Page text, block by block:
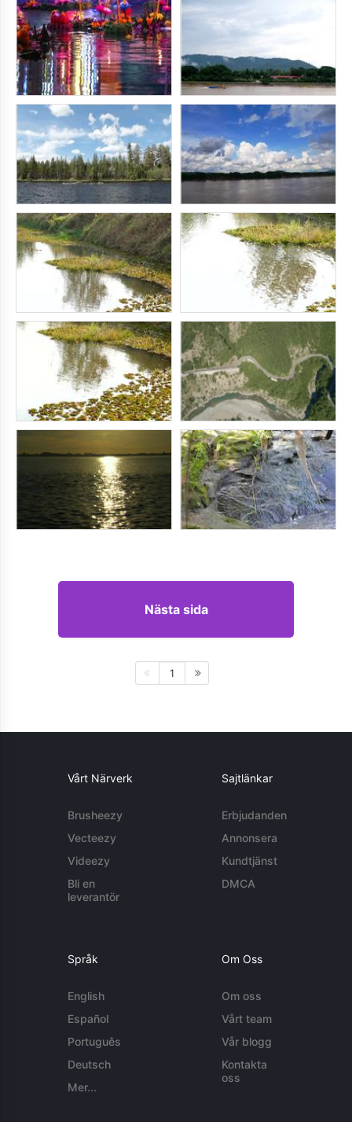
Nästa sida
1
Vårt Närverk
Brusheezy
Vecteezy
Videezy
Bli en
leverantör
Sajtlänkar
Erbjudanden
Annonsera
Kundtjänst
DMCA
Språk
English
Español
Português
Deutsch
Mer...
Om Oss
Om oss
Vårt team
Vår blogg
Kontakta
oss